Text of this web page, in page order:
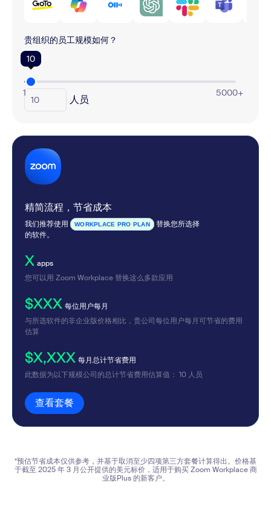
贵组织的员工规模如何？
10
1 5000+
人员
精简流程，节省成本
我们推荐使用 WORKPLACE PRO PLAN
替换您所选择
的软件。
X apps
您可以用 Zoom Workplace 替换这么多款应用
$XXX 每位用户每月
与所选软件的非企业版价格相比，贵公司每位用户每月可节省的费用
估算
$X,XXX 每月总计节省费用
此数据为以下规模公司的总计节省费用估算值： 10 人员
查看套餐 查看套餐
*预估节省成本仅供参考，并基于取消至少四项第三方套餐计算得出。价格基
于截至 2025 年 3 月公开提供的美元标价，适用于购买 Zoom Workplace 商
业版Plus 的新客户。